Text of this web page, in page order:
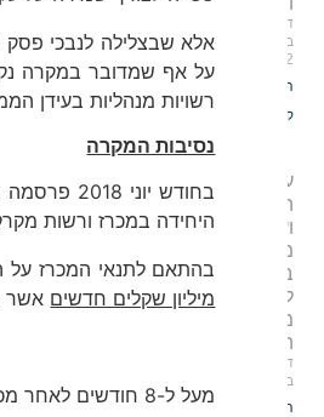
ד.רן־יה
בפברואר
2022
המשך
קריאה »
על שינוי
הרכב
ועדה
מקצועית
במכרז
לאחר שזו
מסרה את
המלצותיה
ד.רן־יה
בינואר 2022
המשך קריאה
אלא שבצלילה לנבכי פסק
על אף שמדובר במקרה
רשויות מנהליות בעידן
נסיבות המקרה
בחודש
היחידה במכרז ורשות
בהתאם לתנאי המכרז
מיליון שקלים חדשים אשר
מעל ל-8 חודשים לאחר מכן, ביום 24.6.18 החליטה ועדת המכרזים לבטל את זכייתה של העותרת במכרז בשל האיחור כאמור.